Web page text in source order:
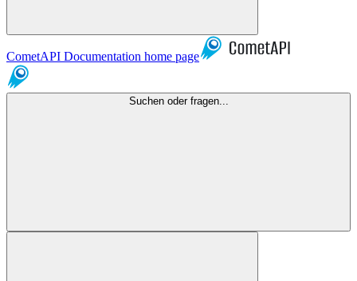
CometAPI Documentation home page
Suchen oder fragen...